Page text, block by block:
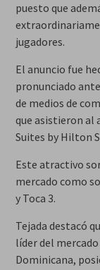
puesto que
jugadores.
El anuncio fue
pronunciado
de medios de
que asistieron al
Suites by Hilton
Este atractivo
mercado como
y Toca 3.
Tejada destacó
líder del
Dominicana,